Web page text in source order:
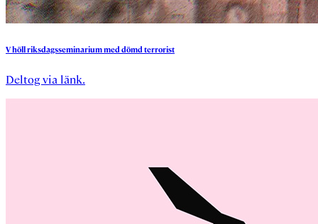
Vhöllriksdagsseminariummed dömd terrorist
Deltog via länk.